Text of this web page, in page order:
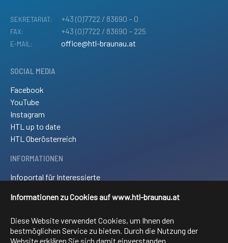
Informationen zu Cookies auf www.htl-braunau.at
Diese Website verwendet Cookies, um Ihnen den
bestmöglichen Service zu bieten. Durch die Nutzung der
Website erklären Sie sich damit einverstanden.
SEKRETARIAT: +43 (0)7722 / 83690 – 0
FAX: +43 (0)7722 / 83690 – 225
E-MAIL: office@htl-braunau.at
SOCIAL MEDIA
Facebook
YouTube
Instagram
HTL up to date
HTL Oberösterreich
INFORMATIONEN
Infoportal für Interessierte
Downloads
Sitemap